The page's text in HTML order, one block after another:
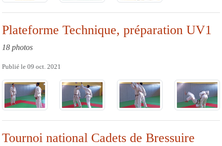
Plateforme Technique, préparation UV1
18 photos
Publié le 09 oct. 2021
Tournoi national Cadets de Bressuire